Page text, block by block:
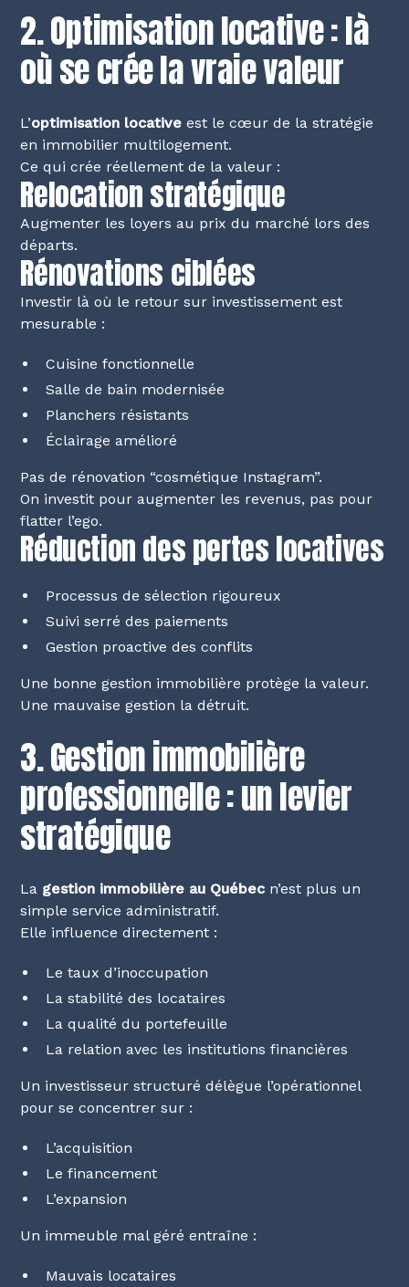
2. Optimisation locative : là
où se crée la vraie valeur
L’optimisation locative est le cœur de la stratégie
en immobilier multilogement.
Ce qui crée réellement de la valeur :
Relocation stratégique
Augmenter les loyers au prix du marché lors des
départs.
Rénovations ciblées
Investir là où le retour sur investissement est
mesurable :
Cuisine fonctionnelle
Salle de bain modernisée
Planchers résistants
Éclairage amélioré
Pas de rénovation “cosmétique Instagram”.
On investit pour augmenter les revenus, pas pour
flatter l’ego.
Réduction des pertes locatives
Processus de sélection rigoureux
Suivi serré des paiements
Gestion proactive des conflits
Une bonne gestion immobilière protège la valeur.
Une mauvaise gestion la détruit.
3. Gestion immobilière
professionnelle : un levier
stratégique
La gestion immobilière au Québec n’est plus un
simple service administratif.
Elle influence directement :
Le taux d’inoccupation
La stabilité des locataires
La qualité du portefeuille
La relation avec les institutions financières
Un investisseur structuré délègue l’opérationnel
pour se concentrer sur :
L’acquisition
Le financement
L’expansion
Un immeuble mal géré entraîne :
Mauvais locataires